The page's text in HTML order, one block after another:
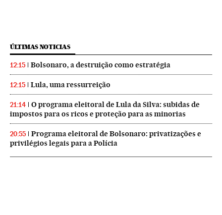
ÚLTIMAS NOTICIAS
12:15 Bolsonaro, a destruição como estratégia
12:15 Lula, uma ressurreição
21:14
O programa eleitoral de Lula da Silva: subidas de
impostos para os ricos e proteção para as minorias
20:55
Programa eleitoral de Bolsonaro: privatizações e
privilégios legais para a Polícia